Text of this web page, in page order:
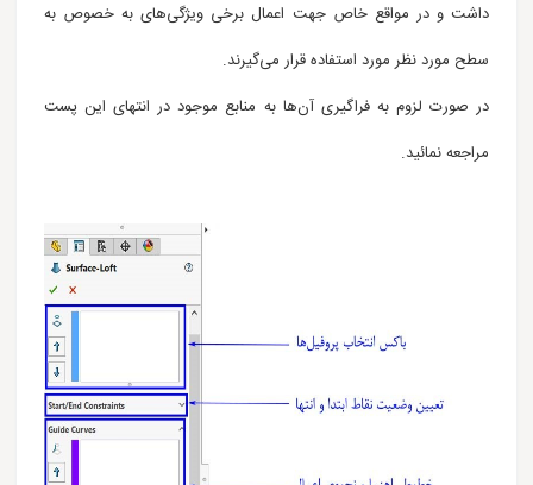
داشت و در مواقع خاص جهت اعمال برخی ویژگی‌های به خصوص به
سطح مورد نظر مورد استفاده قرار می‌گیرند.
در صورت لزوم به فراگیری آن‌ها به منابع موجود در انتهای این پست
مراجعه نمائید.